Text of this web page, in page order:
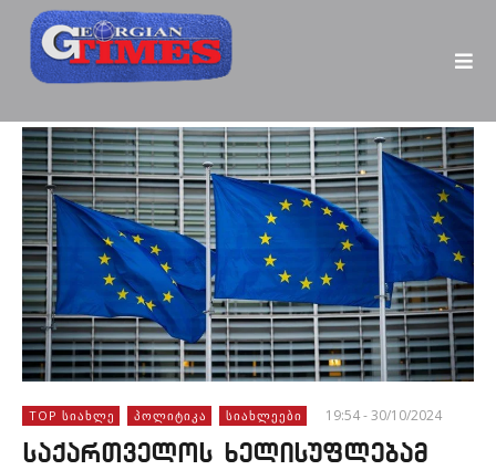
TOP ᲡᲘᲐᲮᲚᲔ ᲞᲝᲚᲘᲢᲘᲙᲐ ᲡᲘᲐᲮᲚᲔᲔᲑᲘ 19:54 - 30/10/2024
საქართველოს ხელისუფლებამ